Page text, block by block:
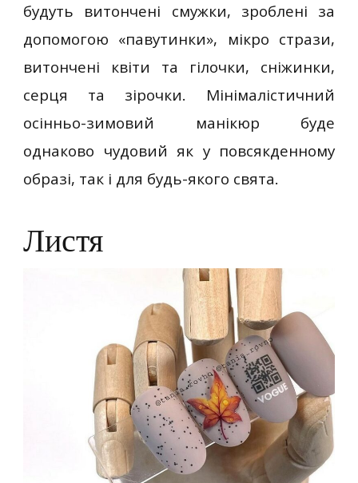
будуть витончені смужки, зроблені за
допомогою «павутинки», мікро стрази,
витончені квіти та гілочки, сніжинки,
серця та зірочки. Мінімалістичний
осінньо-зимовий манікюр буде
однаково чудовий як у повсякденному
образі, так і для будь-якого свята.
Листя